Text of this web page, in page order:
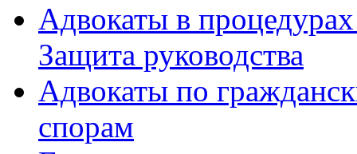
Адвокаты в
Защита руководства
Адвокаты по
спорам